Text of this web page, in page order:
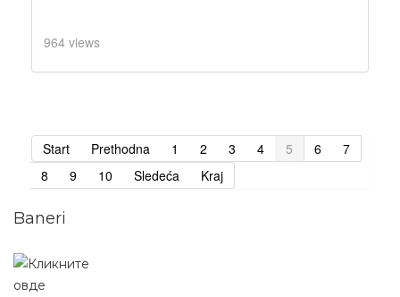
964 views
Start Prethodna 1 2 3 4 5 6
7
8
9 10 Sledeća Kraj
Baneri